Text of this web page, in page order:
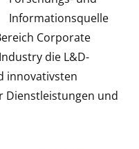
Informationsquelle
Corporate
die L&D-
innovativsten
Dienstleistungen und